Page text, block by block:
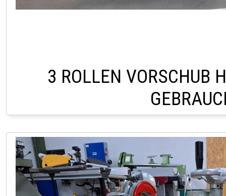
3 ROLLEN VORSCHUB